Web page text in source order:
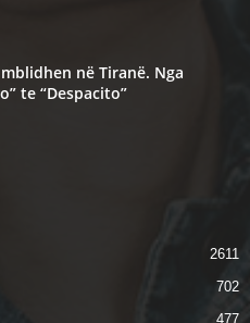
në Tiranë. Nga
te “Despacito”
2611
702
477